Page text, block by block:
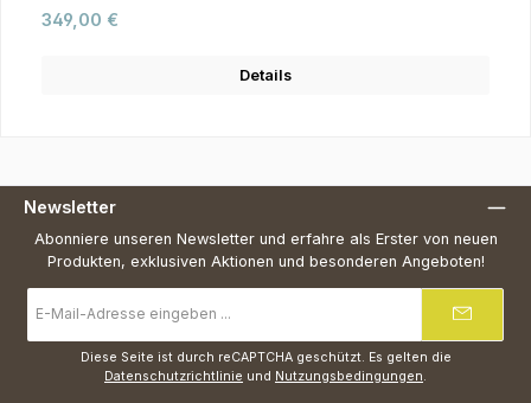
Regulärer Preis:
349,00 €
Details
Newsletter
Abonniere unseren Newsletter und erfahre als Erster von neuen
Produkten, exklusiven Aktionen und besonderen Angeboten!
Mail-
Adresse
Diese Seite ist durch reCAPTCHA geschützt. Es gelten die
Datenschutzrichtlinie und Nutzungsbedingungen.